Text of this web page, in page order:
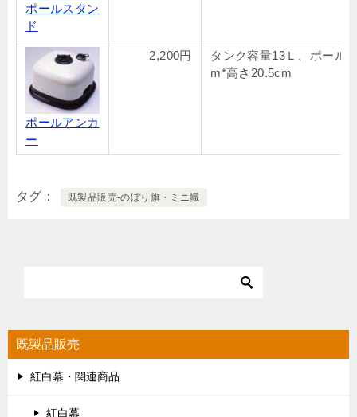
ポールスタン
ド
ポールアンカ
ー
2,200円
タンク容量13Ｌ、ポール
m*高さ20.5cm
タグ 既製品販売-のぼり旗・ミニ幟
既製品販売
紅白幕・関連商品
紅白幕